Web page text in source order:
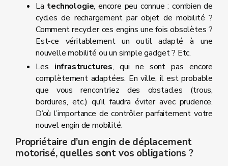
La technologie, encore peu connue : combien de
cycles de rechargement par objet de mobilité ?
Comment recycler ces engins une fois obsolètes ?
Est-ce véritablement un outil adapté à une
nouvelle mobilité ou un simple gadget ? Etc.
Les infrastructures, qui ne sont pas encore
complètement adaptées. En ville, il est probable
que vous rencontriez des obstacles (trous,
bordures, etc.) qu’il faudra éviter avec prudence.
D’où l’importance de contrôler parfaitement votre
nouvel engin de mobilité.
Propriétaire d’un engin de déplacement
motorisé, quelles sont vos obligations ?